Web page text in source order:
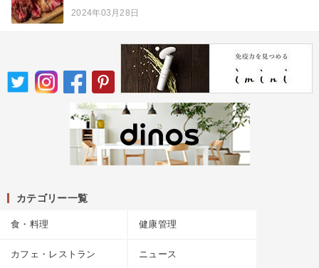
2024年03月28日
カテゴリー一覧
食・料理 健康管理
カフェ・レストラン ニュース